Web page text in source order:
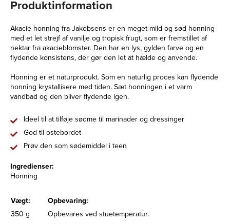
Produktinformation
Akacie honning fra Jakobsens er en meget mild og sød honning
med et let strejf af vanilje og tropisk frugt, som er fremstillet af
nektar fra akacieblomster. Den har en lys, gylden farve og en
flydende konsistens, der gør den let at hælde og anvende.
Honning er et naturprodukt. Som en naturlig proces kan flydende
honning krystallisere med tiden. Sæt honningen i et varm
vandbad og den bliver flydende igen.
Ideel til at tilføje sødme til marinader og dressinger
God til ostebordet
Prøv den som sødemiddel i teen
Ingredienser:
Honning
Vægt:
Opbevaring:
350 g
Opbevares ved stuetemperatur.